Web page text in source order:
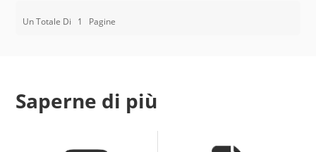
Un Totale Di 1 Pagine
Saperne di più